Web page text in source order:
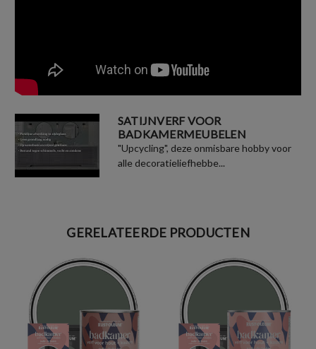
SATIJNVERF VOOR
BADKAMERMEUBELEN
"Upcycling", deze onmisbare hobby voor
alle decoratieliefhebbe...
GERELATEERDE PRODUCTEN